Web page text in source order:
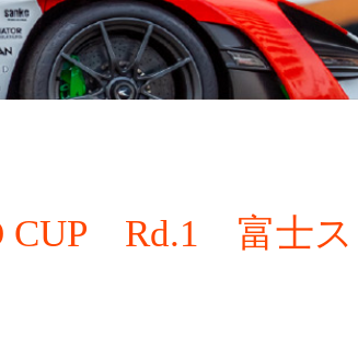
CUP Rd.1 富士ス